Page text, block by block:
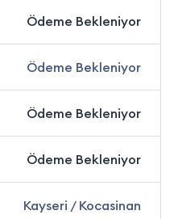
Ödeme Bekleniyor
Ödeme Bekleniyor
Ödeme Bekleniyor
Ödeme Bekleniyor
Kayseri / Kocasinan